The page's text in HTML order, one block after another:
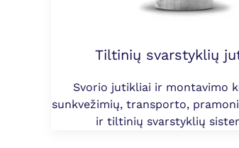
Tiltinių svarstyklių
Svorio jutikliai ir montavimo
sunkvežimių, transporto,
ir tiltinių svarstyklių